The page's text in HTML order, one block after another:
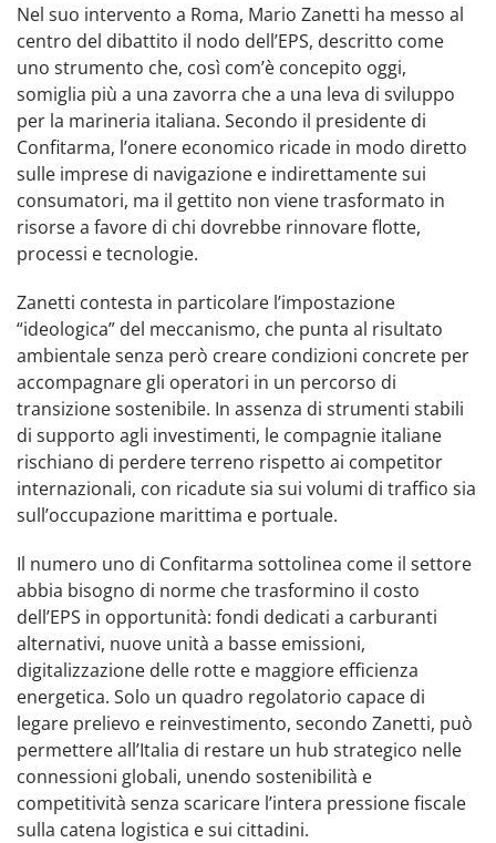
Nel suo intervento a Roma, Mario Zanetti ha messo al
centro del dibattito il nodo dell’EPS, descritto come
uno strumento che, così com’è concepito oggi,
somiglia più a una zavorra che a una leva di sviluppo
per la marineria italiana. Secondo il presidente di
Confitarma, l’onere economico ricade in modo diretto
sulle imprese di navigazione e indirettamente sui
consumatori, ma il gettito non viene trasformato in
risorse a favore di chi dovrebbe rinnovare flotte,
processi e tecnologie.
Zanetti contesta in particolare l’impostazione
“ideologica” del meccanismo, che punta al risultato
ambientale senza però creare condizioni concrete per
accompagnare gli operatori in un percorso di
transizione sostenibile. In assenza di strumenti stabili
di supporto agli investimenti, le compagnie italiane
rischiano di perdere terreno rispetto ai competitor
internazionali, con ricadute sia sui volumi di traffico sia
sull’occupazione marittima e portuale.
Il numero uno di Confitarma sottolinea come il settore
abbia bisogno di norme che trasformino il costo
dell’EPS in opportunità: fondi dedicati a carburanti
alternativi, nuove unità a basse emissioni,
digitalizzazione delle rotte e maggiore efficienza
energetica. Solo un quadro regolatorio capace di
legare prelievo e reinvestimento, secondo Zanetti, può
permettere all’Italia di restare un hub strategico nelle
connessioni globali, unendo sostenibilità e
competitività senza scaricare l’intera pressione fiscale
sulla catena logistica e sui cittadini.